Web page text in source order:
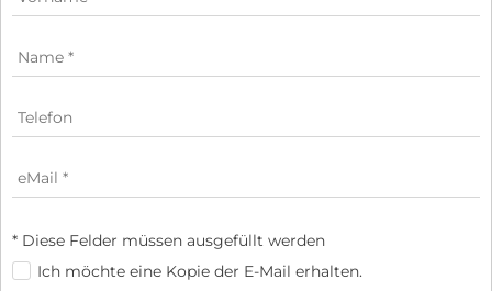
* Diese Felder müssen ausgefüllt werden
Ich möchte eine Kopie der E-Mail erhalten.